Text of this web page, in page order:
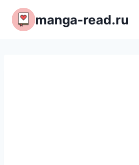
Перейти
содержимому
manga-read.ru